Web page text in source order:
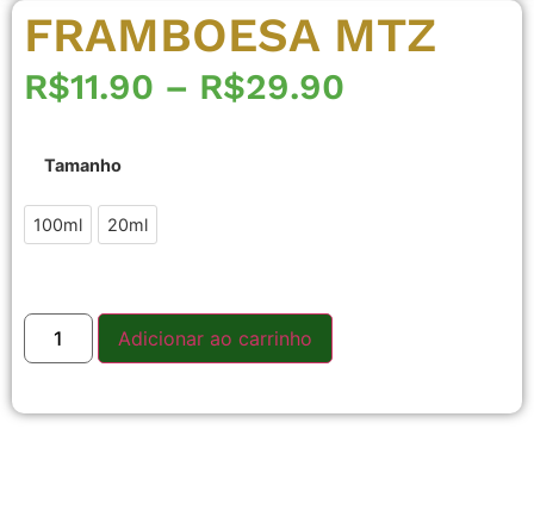
FRAMBOESA MTZ
R$11.90 – R$29.90
Tamanho
100ml 20ml
Adicionar ao carrinho